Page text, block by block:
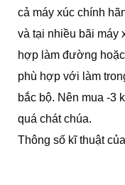
cả máy xúc chính
và tại nhiều bãi máy
hợp làm đường
phù hợp với làm
bắc bộ. Nên mua -3
quá chát chúa.
Thông số kĩ thuật